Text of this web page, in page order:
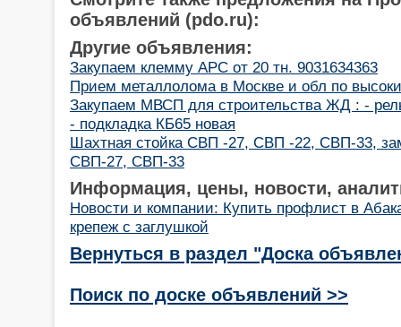
объявлений (pdo.ru):
Другие объявления:
Закупаем клемму АРС от 20 тн. 9031634363
Прием металлолома в Москве и обл по
Закупаем МВСП для строительства ЖД : -
- подкладка КБ65 новая
Шахтная стойка СВП -27, СВП -22, СВП-33,
СВП-27, СВП-33
Информация, цены, новости,
Новости и компании: Купить профлист в
крепеж с заглушкой
Вернуться в раздел "Доска
Поиск по доске объявлений >>